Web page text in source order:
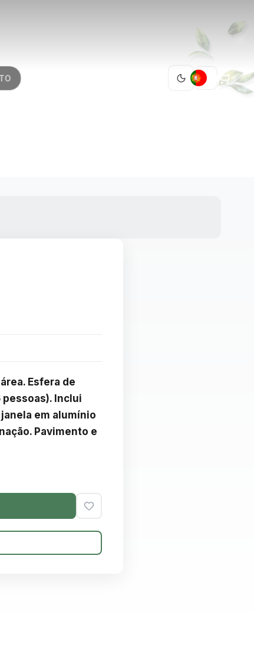
PT
Esfera de
Inclui
em alumínio
Pavimento e